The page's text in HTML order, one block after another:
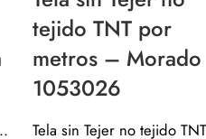
Gris Plata 1053011
tejido TNT por
metros – Morado
1053026